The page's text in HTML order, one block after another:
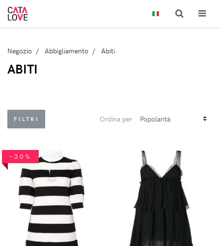
Negozio Abbigliamento Abiti
ABITI
FILTRI Ordina per
-30%